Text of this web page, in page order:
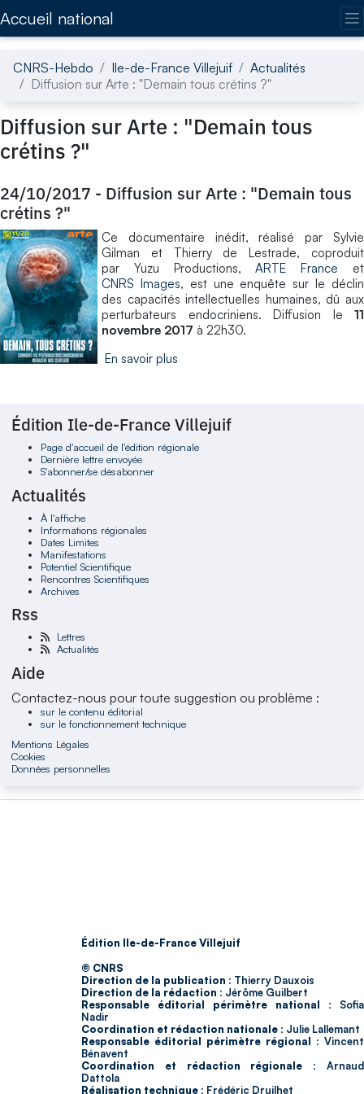
Accueil national
CNRS-Hebdo Ile-de-France Villejuif
Actualités
Diffusion sur Arte : "Demain tous crétins ?"
Diffusion sur Arte : "Demain tous
crétins ?"
24/10/2017 - Diffusion sur Arte : "Demain tous
crétins ?"
Ce documentaire inédit, réalisé par Sylvie
Gilman et Thierry de Lestrade, coproduit
par Yuzu Productions,ARTE France et
CNRS Images, est une enquête sur le déclin
des capacités intellectuelles humaines, dû aux
perturbateurs endocriniens. Diffusion le 11
novembre 2017 à 22h30.
En savoir plus
Édition Ile-de-France Villejuif
Page d'accueil de l'édition régionale
Dernière lettre envoyée
S'abonner/se désabonner
Actualités
À l'affiche
Informations régionales
Dates Limites
Manifestations
Potentiel Scientifique
Rencontres Scientifiques
Archives
Rss
Lettres
Actualités
Aide
Contactez-nous pour toute suggestion ou problème :
sur le contenu éditorial
sur le fonctionnement technique
Mentions Légales
Cookies
Données personnelles
Édition Ile-de-France Villejuif
© CNRS
Direction de la publication : Thierry Dauxois
Direction de la rédaction : Jérôme Guilbert
Responsable éditorial périmètre national : Sofia
Nadir
Coordination et rédaction nationale : Julie Lallemant
Responsable éditorial périmètre régional : Vincent
Bénavent
Coordination et rédaction régionale : Arnaud
Dattola
Réalisation technique : Frédéric Druilhet